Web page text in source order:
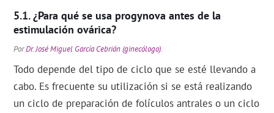
¿Para qué se usa progynova antes de la
estimulación ovárica?
PorDr. José Miguel García Cebrián (ginecólogo).
Todo depende del tipo de ciclo que se esté llevando a
cabo. Es frecuente su utilización si se está realizando
un ciclo de preparación de folículos antrales o un ciclo